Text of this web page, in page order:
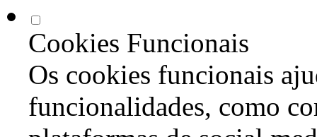
Cookies Funcionais
Os cookies funcionais
funcionalidades, como